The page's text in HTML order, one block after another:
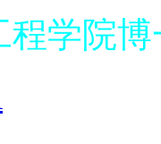
程学院博